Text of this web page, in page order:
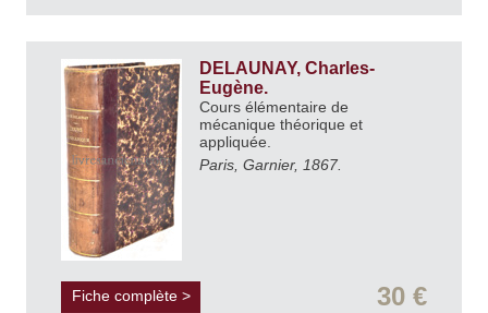
DELAUNAY, Charles-
Eugène.
Cours élémentaire de
mécanique théorique et
appliquée.
Paris, Garnier, 1867.
Fiche complète > 30 €